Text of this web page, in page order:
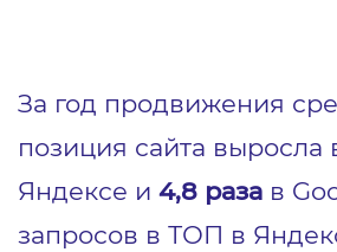
За год продвижения
позиция сайта выросла
Яндексе и 4,8 раза в
запросов в ТОП в